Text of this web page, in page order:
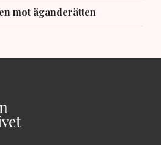
mot äganderätten